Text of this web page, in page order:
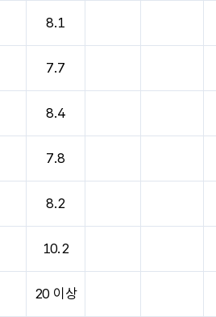
8.1
7.7
8.4
7.8
8.2
10.2
20 이상